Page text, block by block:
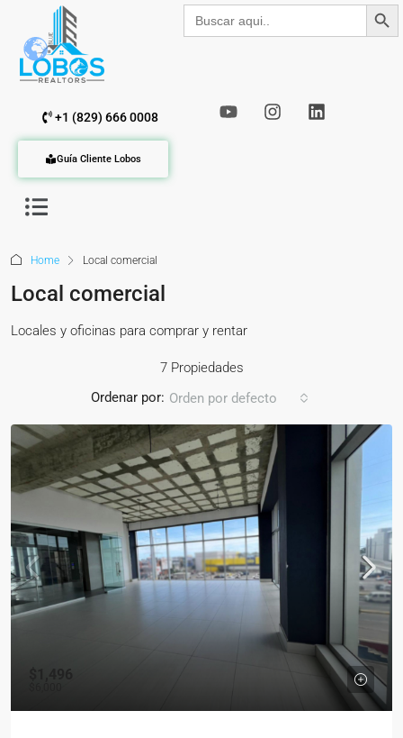
Buscar: Botón de
+1 (829) 666 0008
Guía Cliente Lobos
Home Local comercial
Local comercial
Locales y oficinas para comprar y rentar
7 Propiedades
Ordenar por: Orden por defecto
$1,496